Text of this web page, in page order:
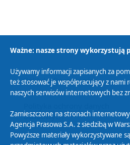
Polityka Prywatności
osobowych
Ważne: nasze strony wykorzystują
Używamy informacji zapisanych za
też stosować je współpracujący z
naszych serwisów internetowych bez
Zamieszczone na stronach
Agencja Prasowa S.A. z siedzibą w
Powyższe materiały wykorzystywane